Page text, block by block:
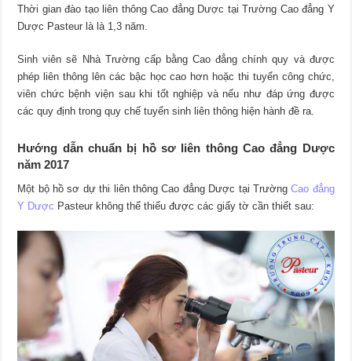
Thời gian đào tạo liên thông Cao đẳng Dược tạiTrường Cao đẳng Y
Dược Pasteur là là 1,3 năm.
Sinh viên sẽ Nhà Trường cấp bằng Cao đẳng chính quy và được
phép liên thông lên các bậc học cao hơn hoặc thi tuyển công chức,
viên chức bệnh viện sau khi tốt nghiệp và nếu như đáp ứng được
các quy định trong quy chế tuyển sinh liên thông hiện hành đề ra.
Hướng dẫn chuẩn bị hồ sơ liên thông Cao đẳng Dược
năm 2017
Một bộ hồ sơ dự thi liên thông Cao đẳng Dược tại TrườngCao đẳng
Y Dược Pasteur không thể thiếu được các giấy tờ cần thiết sau: